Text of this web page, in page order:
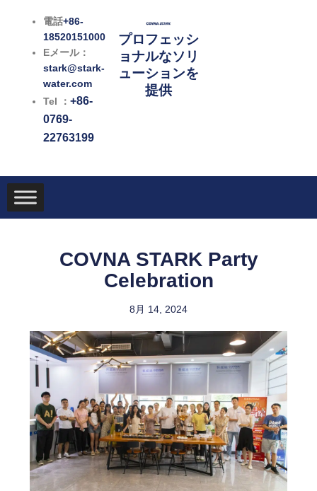
電話+86-
18520151000
Eメール：
stark@stark-
water.com
Tel ：+86-
0769-
22763199
プロフェッシ
ョナルなソリ
ューションを
提供
COVNA STARK Party
Celebration
8月 14, 2024